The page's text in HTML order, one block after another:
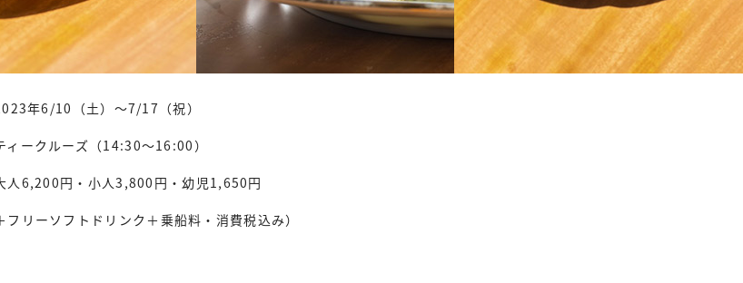
年6/10（土）〜7/17（祝）
ークルーズ（14:30〜16:00）
人6,200円・小人3,800円・幼児1,650円
フリーソフトドリンク＋乗船料・消費税込み）